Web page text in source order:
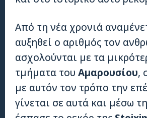
Από τη νέα χρονιά
αυξηθεί ο αριθμός τον
ασχολούνται με τα
τμήματα του Αμαρουσίου,
με αυτόν τον τρόπο την
γίνεται σε αυτά και μέσω